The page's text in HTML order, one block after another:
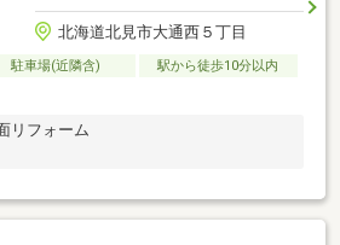
北海道北見市大通西５丁目
駐車場(近隣含)
駅から徒歩10分以内
リフォーム